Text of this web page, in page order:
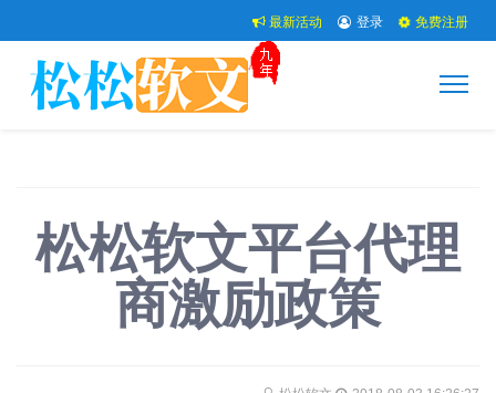
最新活动 登录 免费注册
松松软文平台代理
商激励政策